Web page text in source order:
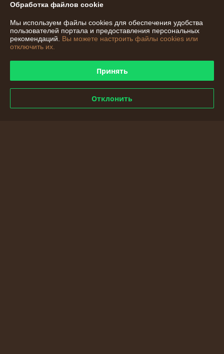
красоту.
Сделка подтверждена через корзину
14.02.2026
Покупатель
Заказывала садовые качели к дню рождения своей мамы. Хочу
поблагодарить мастеров за быстро выполненный заказ. Качели
Обработка файлов cookie
Мы используем файлы cookies для обеспечения удобства
пользователей портала и предоставления персональных
рекомендаций. Вы можете настроить файлы cookies или
отключить их.
Принять
Отклонить